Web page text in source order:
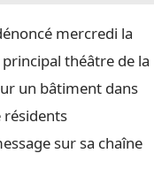
mercredi la
théâtre de la
un bâtiment dans
résidents
sur sa chaîne